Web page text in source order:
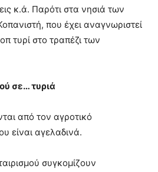
κ.ά. Παρότι στα νησιά των
που έχει αναγνωριστεί
τυρί στο τραπέζι των
σε… τυριά
από τον αγροτικό
είναι αγελαδινά.
συγκομίζουν